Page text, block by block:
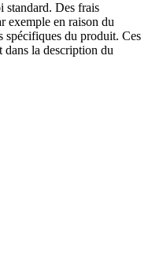
standard. Des frais
exemple en raison du
spécifiques du produit. Ces
dans la description du